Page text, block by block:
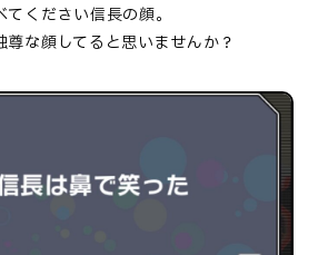
ください信長の顔。
な顔してると思いませんか？